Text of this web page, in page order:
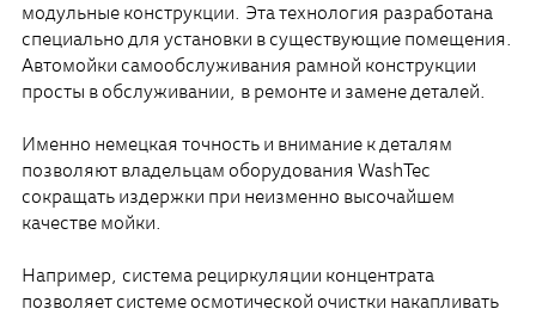
модульные конструкции. Эта технология разработана
специально для установки в существующие помещения.
Автомойки самообслуживания рамной конструкции
просты в обслуживании, в ремонте и замене деталей.
Именно немецкая точность и внимание к деталям
позволяют владельцам оборудования WashTec
сокращать издержки при неизменно высочайшем
качестве мойки.
Например, система рециркуляции концентрата
позволяет системе осмотической очистки накапливать